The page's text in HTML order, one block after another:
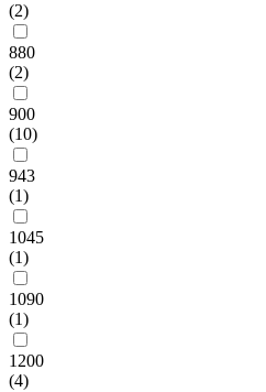
(2)
880
(2)
900
(10)
943
(1)
1045
(1)
1090
(1)
1200
(4)